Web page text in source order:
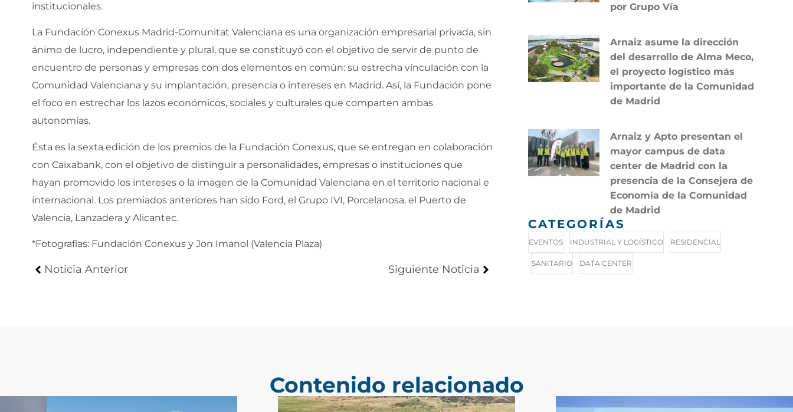
institucionales.
La Fundación Conexus Madrid-Comunitat Valenciana es una organización empresarial privada, sin
ánimo de lucro, independiente y plural, que se constituyó con el objetivo de servir de punto de
encuentro de personas y empresas con dos elementos en común: su estrecha vinculación con la
Comunidad Valenciana y su implantación, presencia o intereses en Madrid. Así, la Fundación pone
el foco en estrechar los lazos económicos, sociales y culturales que comparten ambas
autonomías.
Ésta es la sexta edición de los premios de la Fundación Conexus, que se entregan en colaboración
con Caixabank, con el objetivo de distinguir a personalidades, empresas o instituciones que
hayan promovido los intereses o la imagen de la Comunidad Valenciana en el territorio nacional e
internacional. Los premiados anteriores han sido Ford, el Grupo IVI, Porcelanosa, el Puerto de
Valencia, Lanzadera y Alicantec.
*Fotografías: Fundación Conexus y Jon Imanol (Valencia Plaza)
Noticia Anterior Siguiente Noticia
por Grupo Vía
Arnaiz asume la dirección
del desarrollo de Alma Meco,
el proyecto logístico más
importante de la Comunidad
de Madrid
Arnaiz y Apto presentan el
mayor campus de data
center de Madrid con la
presencia de la Consejera de
Economía de la Comunidad
de Madrid
CATEGORÍAS
EVENTOS INDUSTRIAL Y LOGÍSTICO RESIDENCIAL
SANITARIO DATA CENTER
Contenido relacionado